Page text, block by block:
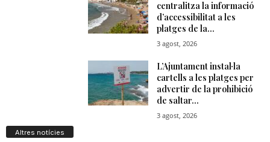
Altres notícies